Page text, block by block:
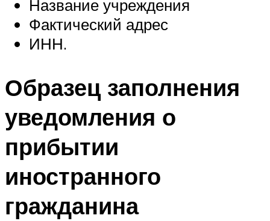
Название учреждения
Фактический адрес
ИНН.
Образец заполнения
уведомления о
прибытии
иностранного
гражданина